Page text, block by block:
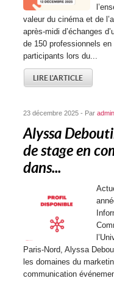
valeur du cinéma et de
après-midi d’échanges
de 150 professionnels
participants lors du...
LIRE L'ARTICLE
23 décembre 2025 - Paradmin
Alyssa
de stage en
dans...
Paris-Nord, Alyssa
les domaines du
communication